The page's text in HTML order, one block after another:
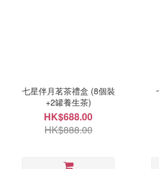
七星伴月茗茶禮盒 (8個裝
+2罐養生茶)
HK$688.00
HK$888.00